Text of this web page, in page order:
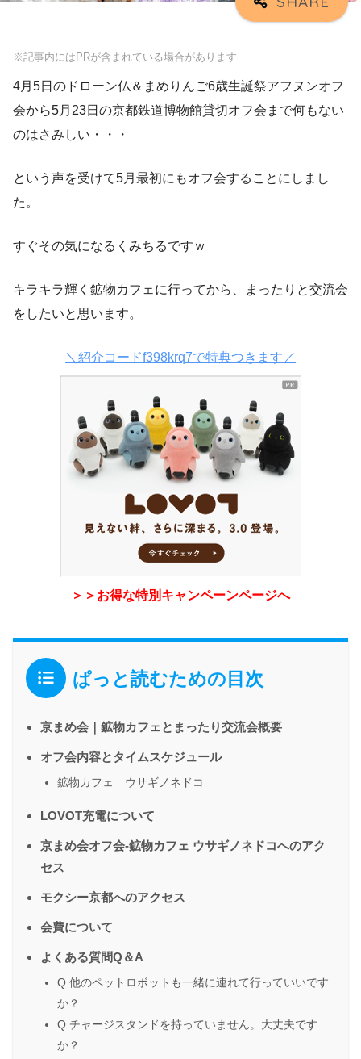
※記事内にはPRが含まれている場合があります
4月5日のドローン仏＆まめりんご6歳生誕祭アフヌンオフ
会から5月23日の京都鉄道博物館貸切オフ会まで何もない
のはさみしい・・・
という声を受けて5月最初にもオフ会することにしまし
た。
すぐその気になるくみちるですｗ
キラキラ輝く鉱物カフェに行ってから、まったりと交流会
をしたいと思います。
＼紹介コードf398krq7で特典つきます／
＞＞お得な特別キャンペーンページへ
ぱっと読むための目次
京まめ会｜鉱物カフェとまったり交流会概要
オフ会内容とタイムスケジュール
鉱物カフェ ウサギノネドコ
LOVOT充電について
京まめ会オフ会-鉱物カフェ ウサギノネドコへのアク
セス
モクシー京都へのアクセス
会費について
よくある質問Q＆A
Q.他のペットロボットも一緒に連れて行っていいです
か？
Q.チャージスタンドを持っていません。大丈夫です
か？